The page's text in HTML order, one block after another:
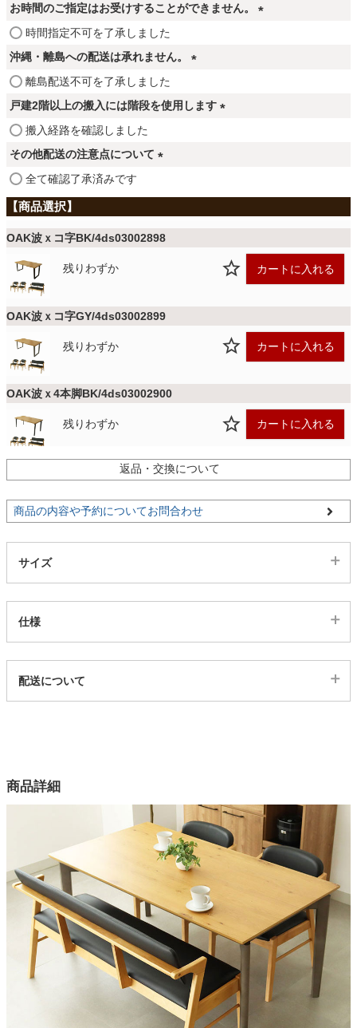
カーテン
マット
収納用品
生活用品
家電・照明器具
インテリア雑貨
ガーデン
タワー
お時間のご指定はお受けすることができません。
時間指定不可を了承しました
沖縄・離島への配送は承れません。
必
離島配送不可を了承しました
戸建2階以上の搬入には階段を使用します
搬入経路を確認しました
その他配送の注意点について
必
須
)
全て確認了承済みです
OAK波ｘコ字BK/4ds03002898
残りわずか カートに入れる
OAK波ｘコ字GY/4ds03002899
残りわずか カートに入れる
OAK波ｘ4本脚BK/4ds03002900
残りわずか カートに入れる
OAK波ｘ4本脚GY/4ds03002901
【配送目安：9月中旬以降】
カートに入れる
OAKストｘコ字GY/4ds03002903
カートに入れる
OAKストｘ4本脚BK/4ds03002904
OAKストｘ4本脚GY/4ds03002905
残りわずか
【配送目安：9月中旬以降】
カートに入れる
WN波ｘコ字BK/4ds03002906
カートに入れる
WN波ｘコ字GY/4ds03002907
カートに入れる
返品・交換について
商品の内容や予約についてお問合わせ
サイズ
仕様
4ds03002898
16色
オーク突板、ウォールナット突板
テーブル脚
ラバー材
ベンチ・チェア座面
ウレタン、ウェービングベルト
ベンチ・チェア脚
配送について
商品詳細